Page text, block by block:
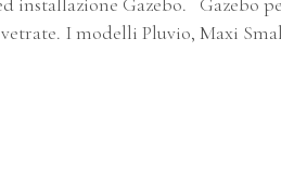
I modelli Pluvio, Maxi